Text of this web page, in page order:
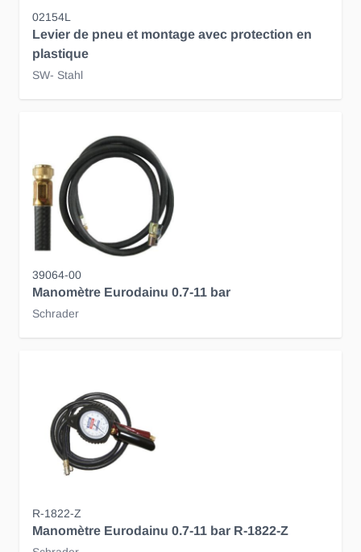
02154L
Levier de pneu et montage avec protection en
plastique
SW- Stahl
39064-00
Manomètre Eurodainu 0.7-11 bar
Schrader
R-1822-Z
Manomètre Eurodainu 0.7-11 bar R-1822-Z